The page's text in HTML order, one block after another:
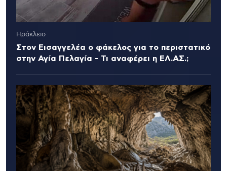
Ηράκλειο
Στον Εισαγγελέα ο φάκελος για το περιστατικό
στην Αγία Πελαγία - Τι αναφέρει η ΕΛ.ΑΣ.;